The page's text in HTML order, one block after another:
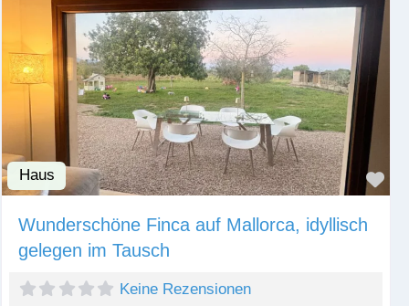
Haus
Wunderschöne Finca auf Mallorca, idyllisch
gelegen im Tausch
Keine Rezensionen